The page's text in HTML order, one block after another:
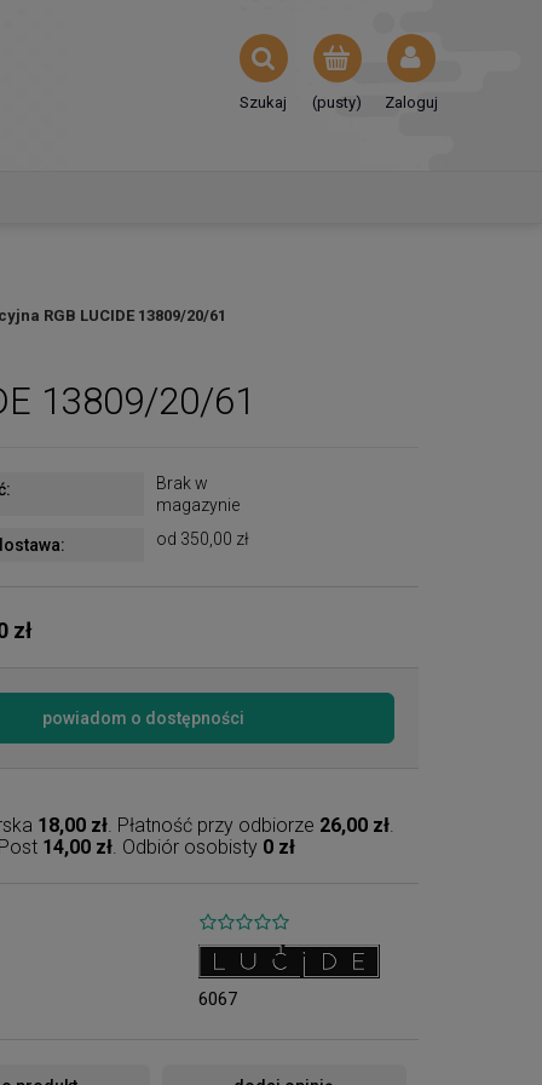
(pusty) Zaloguj
Szukaj
RGB LUCIDE 13809/20/61
13809/20/61
Brak w
magazynie
od 350,00 zł
zł
powiadom o dostępności
18,00 zł. Płatność przy odbiorze 26,00 zł.
14,00 zł. Odbiór osobisty 0 zł
6067